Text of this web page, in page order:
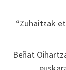
“Zuhaitzak
Beñat